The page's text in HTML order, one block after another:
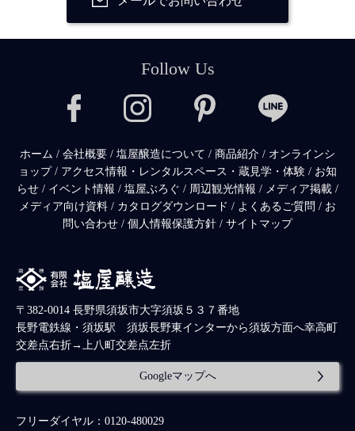
Follow Us
ホーム / 会社概要 / 塩屋醸造について / 商品紹介 / オンラインシ
ョップ/ アクセス情報・レンタルスペース・蔵見学・体験 / お知
らせ / イベント情報 / 塩屋ぶろぐ / 周辺観光情報 / メディア掲載 /
メディア向け資料 / カタログダウンロード / よくあるご質問 / お
問い合わせ / 個人情報保護方針 / サイトマップ
〒382-0014 長野県須坂市大字須坂５３７番地
長野電鉄線・須坂駅 須坂長野東インターから須坂方面へ幸高町
交差点右折→上八町交差点左折
Googleマップへ
フリーダイヤル：0120-480029